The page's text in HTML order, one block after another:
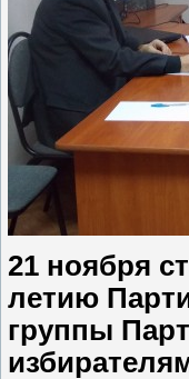
21 ноября
летию
группы